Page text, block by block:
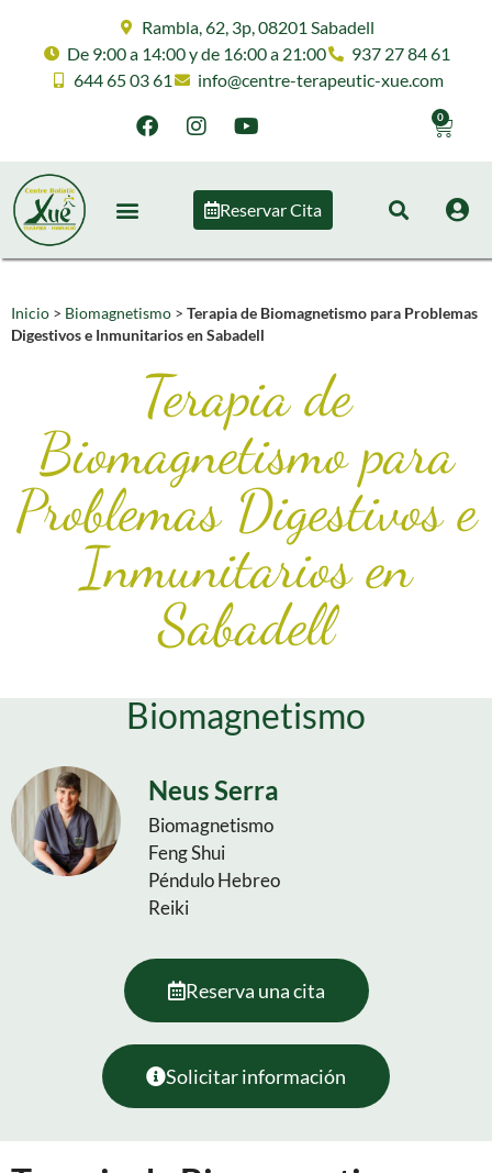
Rambla, 62, 3p, 08201 Sabadell
De 9:00 a 14:00 y de 16:00 a 21:00
937 27 84 61
644 65 03 61
info@centre-terapeutic-xue.com
0
Reservar Cita
Inicio > Biomagnetismo > Terapia de Biomagnetismo para Problemas
Digestivos e Inmunitarios en Sabadell
Terapia de
Biomagnetismo para
Problemas Digestivos e
Inmunitarios en
Sabadell
Biomagnetismo
Neus Serra
Biomagnetismo
Feng Shui
Péndulo Hebreo
Reiki
Reserva una cita
Solicitar información